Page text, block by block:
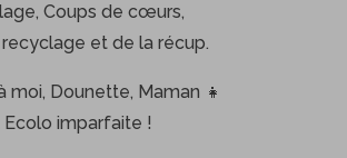
Coups de cœurs,
et de la récup.
moi, Dounette, Maman 👧
Ecolo imparfaite !